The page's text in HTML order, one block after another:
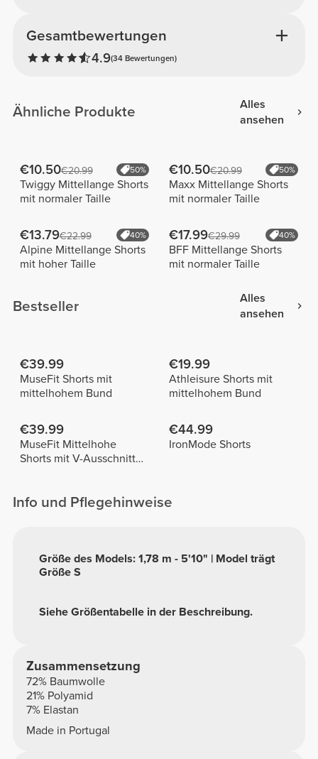
Gesamtbewertungen
4.9(34 Bewertungen)
Ähnliche Produkte
Alles
ansehen
€10.50€20.99 50%
Twiggy Mittellange Shorts
mit normaler Taille
€10.50€20.99 50%
Maxx Mittellange Shorts
mit normaler Taille
€13.79€22.99 40%
Alpine Mittellange Shorts
mit hoher Taille
€17.99€29.99 40%
BFF Mittellange Shorts
mit normaler Taille
Bestseller
Alles
ansehen
€39.99
MuseFit Shorts mit
mittelhohem Bund
€19.99
Athleisure Shorts mit
mittelhohem Bund
€39.99
MuseFit Mittelhohe
Shorts mit V-Ausschnitt
€44.99
IronMode Shorts
Info und Pflegehinweise
Siehe Größentabelle in der Beschreibung.
Größe des Models: 1,78 m - 5'10" | Model trägt
Größe S
Zusammensetzung
72% Baumwolle
21% Polyamid
7% Elastan
Made in Portugal